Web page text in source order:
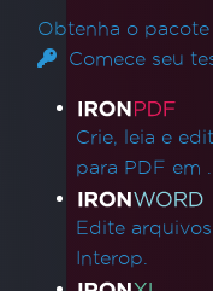
Obtenha o
Comece seu
Links de
Crie, leia e
para PDF em
Edite
Interop.